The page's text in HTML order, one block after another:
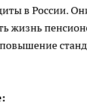
в России.
жизнь